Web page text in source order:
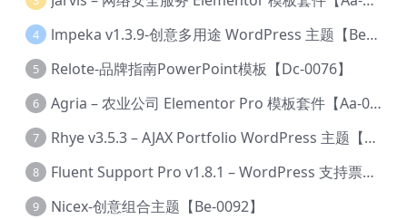
4 lmpeka v1.3.9-创意多用途 WordPress 主题【Be-0064】
5 Relote-品牌指南PowerPoint模板【Dc-0076】
6 Agria – 农业公司 Elementor Pro 模板套件【Aa-0003】
7 Rhye v3.5.3 – AJAX Portfolio WordPress 主题【Bi-0049】
8 Fluent Support Pro v1.8.1 – WordPress 支持票务系统【Cc-0041】
9 Nicex-创意组合主题【Be-0092】